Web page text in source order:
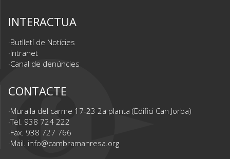
INTERACTUA
Butlletí de Notícies
Intranet
Canal de denúncies
CONTACTE
Muralla del carme 17-23 2a planta (Edifici Can Jorba)
Tel. 938 724 222
Fax. 938 727 766
Mail. info@cambramanresa.org